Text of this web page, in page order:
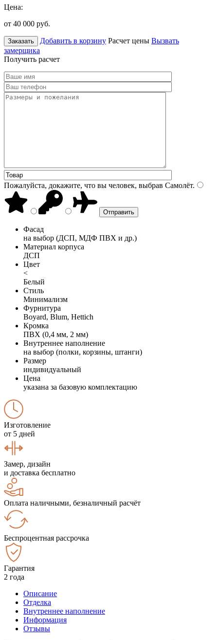
Цена:
от 40 000 руб.
Заказать Добавить в корзину Расчет цены Вызвать
замерщика
Получить расчет
Пожалуйста, докажите, что вы человек, выбрав Самолёт.
Фасад
на выбор (ДСП, МДФ ПВХ и др.)
Материал корпуса
ДСП
Цвет
<
Белый
Стиль
Минимализм
Фурнитура
Boyard, Blum, Hettich
Кромка
ПВХ (0,4 мм, 2 мм)
Внутреннее наполнение
на выбор (полки, корзины, штанги)
Размер
индивидуальный
Цена
указана за базовую комплектацию
Изготовление
от 5 дней
Замер, дизайн
и доставка бесплатно
Оплата наличными, безналичный расчёт
Беспроцентная рассрочка
Гарантия
2 года
Описание
Отделка
Внутреннее наполнение
Информация
Отзывы